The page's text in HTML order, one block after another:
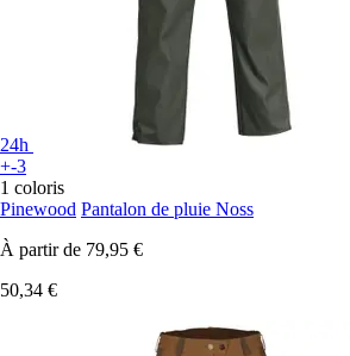
24h
+-3
1 coloris
Pinewood Pantalon de pluie Noss
À partir de 79,95 €
50,34 €